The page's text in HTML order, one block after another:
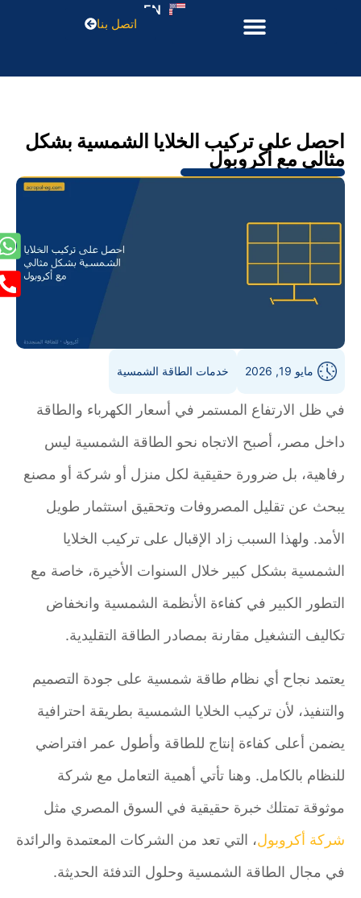
EN
اتصل بنا
احصل على تركيب الخلايا الشمسية بشكل
مثالي مع أكروبول
مايو 19, 2026 خدمات الطاقة الشمسية
في ظل الارتفاع المستمر في أسعار الكهرباء والطاقة
داخل مصر، أصبح الاتجاه نحو الطاقة الشمسية ليس
رفاهية، بل ضرورة حقيقية لكل منزل أو شركة أو مصنع
يبحث عن تقليل المصروفات وتحقيق استثمار طويل
الأمد. ولهذا السبب زاد الإقبال على تركيب الخلايا
الشمسية بشكل كبير خلال السنوات الأخيرة، خاصة مع
التطور الكبير في كفاءة الأنظمة الشمسية وانخفاض
تكاليف التشغيل مقارنة بمصادر الطاقة التقليدية.
يعتمد نجاح أي نظام طاقة شمسية على جودة التصميم
والتنفيذ، لأن تركيب الخلايا الشمسية بطريقة احترافية
يضمن أعلى كفاءة إنتاج للطاقة وأطول عمر افتراضي
للنظام بالكامل. وهنا تأتي أهمية التعامل مع شركة
موثوقة تمتلك خبرة حقيقية في السوق المصري مثل
شركة أكروبول، التي تعد من الشركات المعتمدة والرائدة
في مجال الطاقة الشمسية وحلول التدفئة الحديثة.